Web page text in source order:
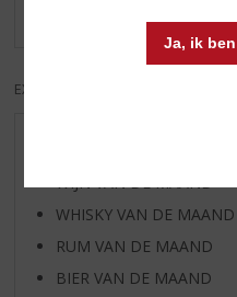
Ja, ik
EXCL. BTW
WHISKY VAN DE MAAND
RUM VAN DE MAAND
BIER VAN DE MAAND